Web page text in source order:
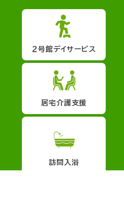
２号館デイサービス
居宅介護支援
訪問入浴